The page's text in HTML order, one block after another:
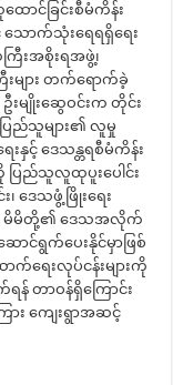
ောင်ခြင်းစီမံကိန်း
သောက်သုံးရေရရှိရေး
ြီးအစိုးရအဖွဲ့၊
းများ တက်ရောက်ခဲ့
မျိုးဆွေဝင်းက တိုင်း
ြည်သူများ၏ လူမှု
နှင့် ဒေသန္တရစီမံကိန်း
ပြည်သူလူထုပူးပေါင်း
၊ ဒေသဖွံ့ဖြိုးရေး
သာ မိမိတို့၏ ဒေသအလိုက်
င်ရွက်ပေးနိုင်မှာဖြစ်
ရေးလုပ်ငန်းများကို
န် တာဝန်ရှိကြောင်း
ြား ကျေးရွာအဆင့်